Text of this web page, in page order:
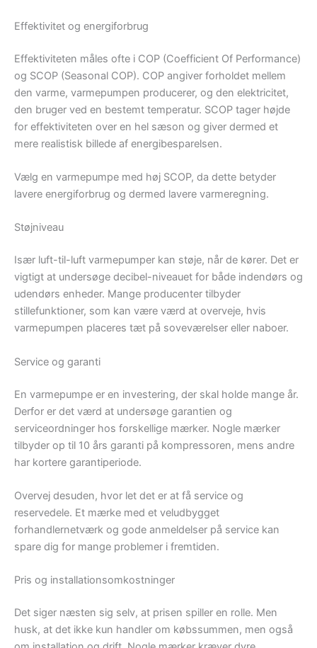
Effektivitet og energiforbrug
Effektiviteten måles ofte i COP (Coefficient Of Performance)
og SCOP (Seasonal COP). COP angiver forholdet mellem
den varme, varmepumpen producerer, og den elektricitet,
den bruger ved en bestemt temperatur. SCOP tager højde
for effektiviteten over en hel sæson og giver dermed et
mere realistisk billede af energibesparelsen.
Vælg en varmepumpe med høj SCOP, da dette betyder
lavere energiforbrug og dermed lavere varmeregning.
Støjniveau
Især luft-til-luft varmepumper kan støje, når de kører. Det er
vigtigt at undersøge decibel-niveauet for både indendørs og
udendørs enheder. Mange producenter tilbyder
stillefunktioner, som kan være værd at overveje, hvis
varmepumpen placeres tæt på soveværelser eller naboer.
Service og garanti
En varmepumpe er en investering, der skal holde mange år.
Derfor er det værd at undersøge garantien og
serviceordninger hos forskellige mærker. Nogle mærker
tilbyder op til 10 års garanti på kompressoren, mens andre
har kortere garantiperiode.
Overvej desuden, hvor let det er at få service og
reservedele. Et mærke med et veludbygget
forhandlernetværk og gode anmeldelser på service kan
spare dig for mange problemer i fremtiden.
Pris og installationsomkostninger
Det siger næsten sig selv, at prisen spiller en rolle. Men
husk, at det ikke kun handler om købssummen, men også